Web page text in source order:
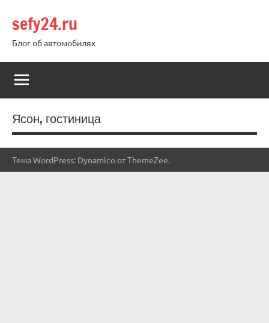
содержимому
sefy24.ru
Блог об автомобилях
Ясон, гостиница
Тема WordPress: Dynamico от ThemeZee.